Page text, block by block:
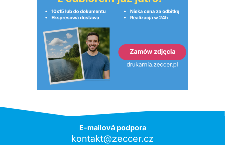
E-mailová podpora
kontakt@zeccer.cz